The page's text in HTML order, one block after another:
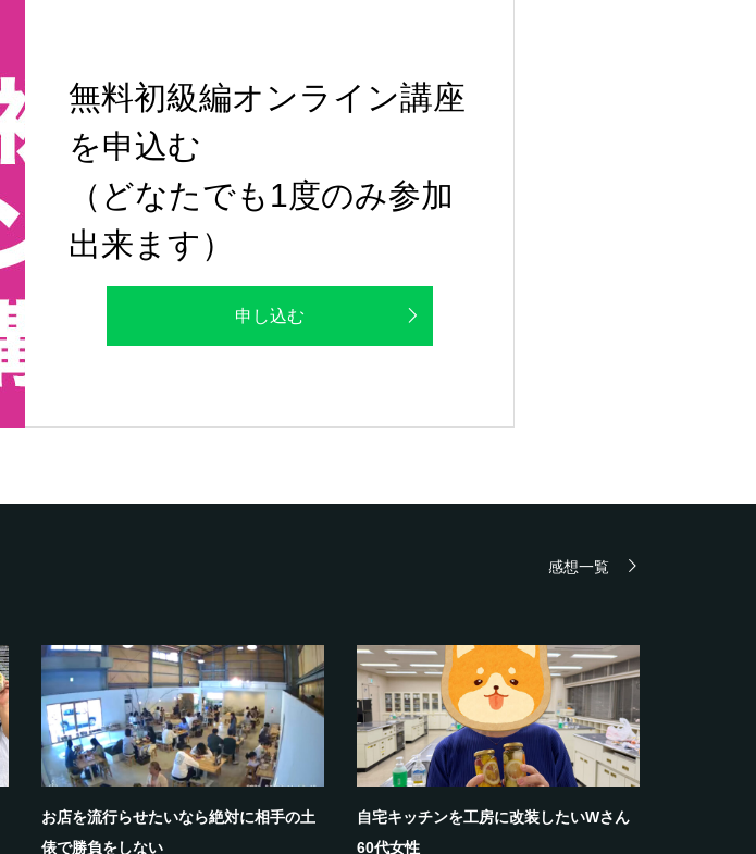
無料初級編オンライン講座
を申込む
（どなたでも1度のみ参加
出来ます）
申し込む
感想一覧
お店を流行らせたいなら絶対に相手の土
俵で勝負をしない
自宅キッチンを工房に改装したいWさん
60代女性